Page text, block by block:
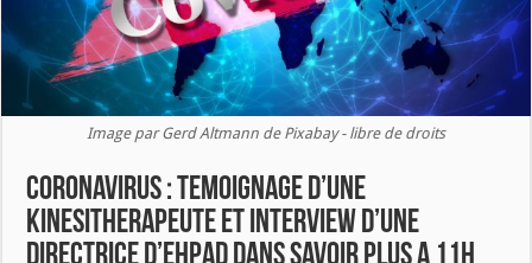
Image par Gerd Altmann de Pixabay - libre de droits
CORONAVIRUS : TEMOIGNAGE D’UNE
KINESITHERAPEUTE ET INTERVIEW D’UNE